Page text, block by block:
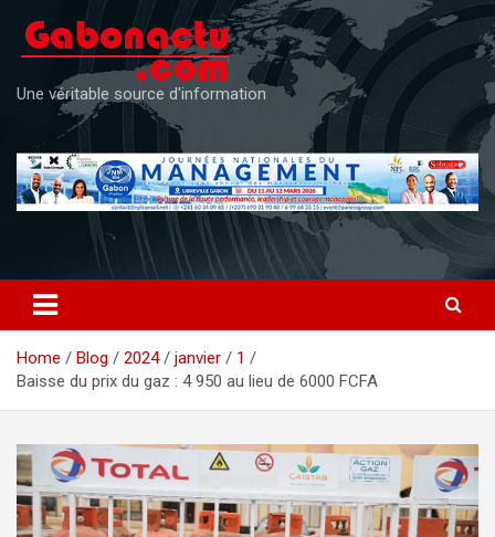
content
Une véritable source d'information
Home Blog 2024 janvier
1
Baisse du prix du gaz : 4 950 au lieu de 6000 FCFA